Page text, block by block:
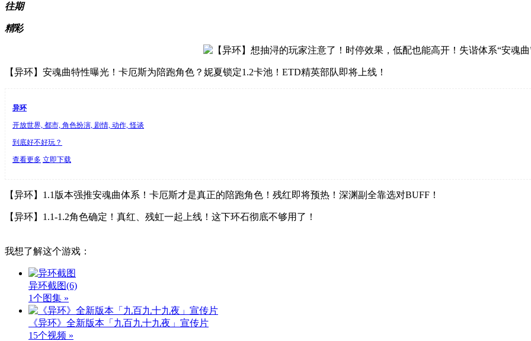
往期
精彩
【异环】安魂曲特性曝光！卡厄斯为陪跑角色？妮夏锁定1.2卡池！ETD精英部队即将上线！
异环
开放世界, 都市, 角色扮演, 剧情, 动作, 怪谈
到底好不好玩？
查看更多 立即下载
【异环】1.1版本强推安魂曲体系！卡厄斯才是真正的陪跑角色！残红即将预热！深渊副全靠选对BUFF！
【异环】1.1-1.2角色确定！真红、残虹一起上线！这下环石彻底不够用了！
我想了解这个游戏：
异环截图(6)
1个图集 »
《异环》全新版本「九百九十九夜」宣传片
15个视频 »